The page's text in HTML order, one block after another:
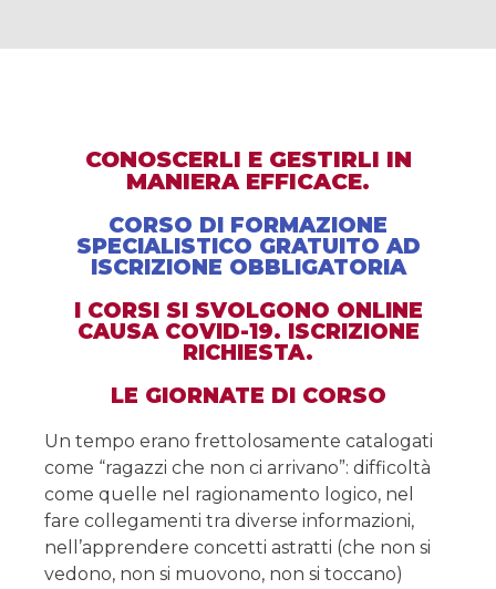
CONOSCERLI E GESTIRLI IN
MANIERA EFFICACE.
CORSO DI FORMAZIONE
SPECIALISTICO GRATUITO AD
ISCRIZIONE OBBLIGATORIA
I CORSI SI SVOLGONO ONLINE
CAUSA COVID-19. ISCRIZIONE
RICHIESTA.
LE GIORNATE DI CORSO
Un tempo erano frettolosamente catalogati
come “ragazzi che non ci arrivano”: difficoltà
come quelle nel ragionamento logico, nel
fare collegamenti tra diverse informazioni,
nell’apprendere concetti astratti (che non si
vedono, non si muovono, non si toccano)